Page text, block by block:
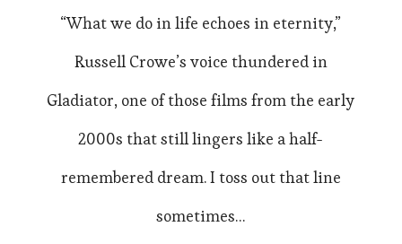
“What we do in life echoes in eternity,”
Russell Crowe’s voice thundered in
Gladiator, one of those films from the early
2000s that still lingers like a half-
remembered dream. I toss out that line
sometimes…